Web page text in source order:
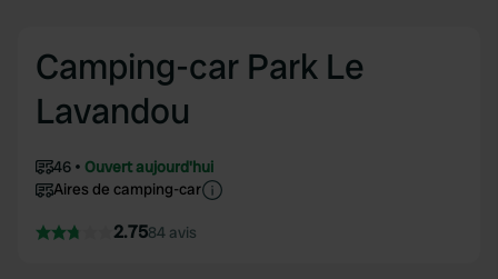
Camping-car Park Le
Lavandou
46
Ouvert aujourd'hui
Aires de camping-car
2.7584 avis